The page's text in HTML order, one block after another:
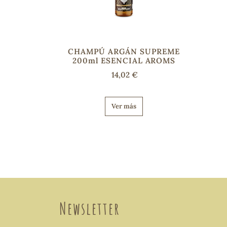
CHAMPÚ ARGÁN SUPREME
200ml ESENCIAL AROMS
14,02 €
Ver más
Newsletter